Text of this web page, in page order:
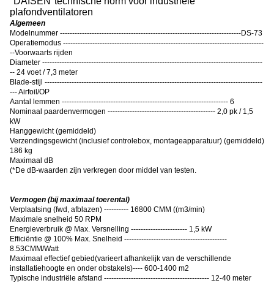
plafondventilatoren
Algemeen
Modelnummer --------------------------------------------------------------------------DS-73
Operatiemodus ----------------------------------------------------------------------------------
--Voorwaarts rijden
Diameter ------------------------------------------------------------------------------------------
-- 24 voet / 7,3 meter
Blade-stijl -----------------------------------------------------------------------------------------
--- Airfoil/OP
Aantal lemmen -------------------------------------------------------------------- 6
Nominaal paardenvermogen -------------------------------------------- 2,0 pk / 1,5
kW
Hanggewicht (gemiddeld)
Verzendingsgewicht (inclusief controlebox, montageapparatuur) (gemiddeld)
186 kg
Maximaal dB
(*De dB-waarden zijn verkregen door middel van testen.
Vermogen (bij maximaal toerental)
Verplaatsing (fwd, afblazen) ---------- 16800 CMM ((m3/min)
Maximale snelheid 50 RPM
Energieverbruik @ Max. Versnelling ----------------------- 1,5 kW
Efficiëntie @ 100% Max. Snelheid ------------------------------------------
8.53CMM/Watt
Maximaal effectief gebied(varieert afhankelijk van de verschillende
installatiehoogte en onder obstakels)---- 600-1400 m2
Typische industriële afstand ------------------------------------------- 12-40 meter